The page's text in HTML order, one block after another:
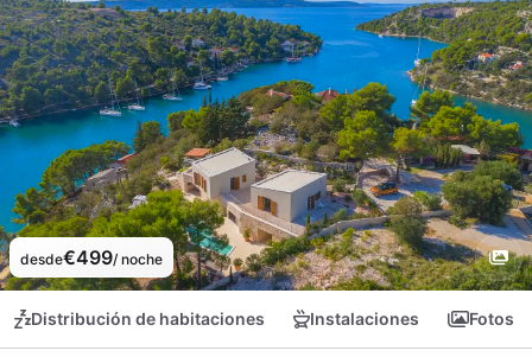
desde€499/ noche
Distribución de habitaciones Instalaciones Fotos